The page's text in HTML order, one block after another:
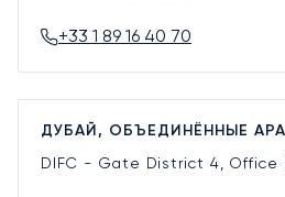
+33 1 89 16 40 70
ДУБАЙ, ОБЪЕДИНЁННЫЕ
DIFC - Gate District 4, Office